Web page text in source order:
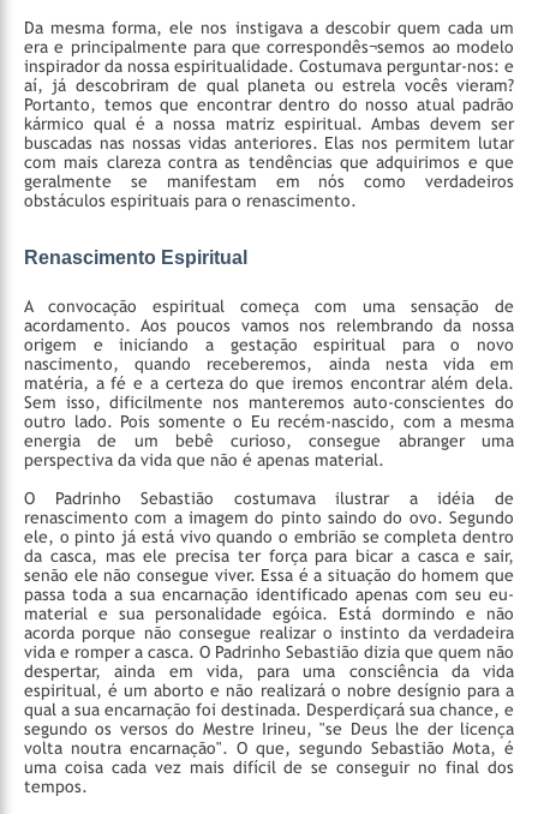
Da mesma forma, ele nos instigava a descobir quem cada um
era e principalmente para que correspondês¬semos ao modelo
inspirador da nossa espiritualidade. Costumava perguntar-nos: e
aí, já descobriram de qual planeta ou estrela vocês vieram?
Portanto, temos que encontrar dentro do nosso atual padrão
kármico qual é a nossa matriz espiritual. Ambas devem ser
buscadas nas nossas vidas anteriores. Elas nos permitem lutar
com mais clareza contra as tendências que adquirimos e que
geralmente se manifestam em nós como verdadeiros
obstáculos espirituais para o renascimento.
Renascimento Espiritual
A convocação espiritual começa com uma sensação de
acordamento. Aos poucos vamos nos relembrando da nossa
origem e iniciando a gestação espiritual para o novo
nascimento, quando receberemos, ainda nesta vida em
matéria, a fé e a certeza do que iremos encontrar além dela.
Sem isso, dificilmente nos manteremos auto-conscientes do
outro lado. Pois somente o Eu recém-nascido, com a mesma
energia de um bebê curioso, consegue abranger uma
perspectiva da vida que não é apenas material.
O Padrinho Sebastião costumava ilustrar a idéia de
renascimento com a imagem do pinto saindo do ovo. Segundo
ele, o pinto já está vivo quando o embrião se completa dentro
da casca, mas ele precisa ter força para bicar a casca e sair,
senão ele não consegue viver. Essa é a situação do homem que
passa toda a sua encarnação identificado apenas com seu eu-
material e sua personalidade egóica. Está dormindo e não
acorda porque não consegue realizar o instinto da verdadeira
vida e romper a casca. O Padrinho Sebastião dizia que quem não
despertar, ainda em vida, para uma consciência da vida
espiritual, é um aborto e não realizará o nobre desígnio para a
qual a sua encarnação foi destinada. Desperdiçará sua chance, e
segundo os versos do Mestre Irineu, "se Deus lhe der licença
volta noutra encarnação". O que, segundo Sebastião Mota, é
uma coisa cada vez mais difícil de se conseguir no final dos
tempos.